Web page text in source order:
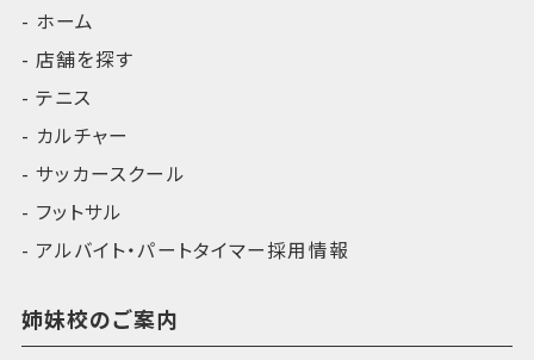
ホーム
店舗を探す
テニス
カルチャー
サッカースクール
フットサル
アルバイト・パートタイマー採用情報
姉妹校のご案内